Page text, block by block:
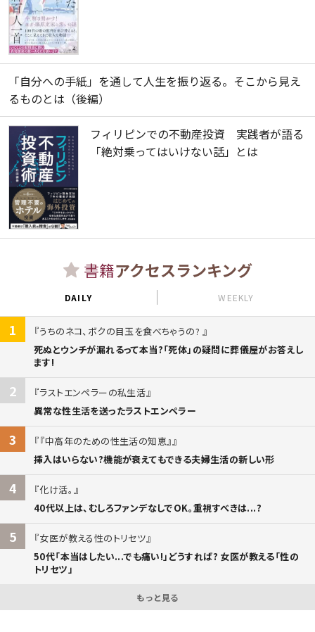
「自分への手紙」を通して人生を振り返る。そこから見え
るものとは（後編）
フィリピンでの不動産投資 実践者が語る
「絶対乗ってはいけない話」とは
書籍アクセスランキング
DAILY WEEKLY
1
うちのネコ、ボクの目玉を食べちゃうの?
死ぬとウンチが漏れるって本当?「死体」の疑問に葬儀屋がお答えし
ます!
2
ラストエンペラーの私生活
異常な性生活を送ったラストエンペラー
3
『中高年のための性生活の知恵』
挿入はいらない?機能が衰えてもできる夫婦生活の新しい形
4
化け活。
40代以上は、むしろファンデなしでOK。重視すべきは...?
5
女医が教える性のトリセツ
50代「本当はしたい...でも痛い!」どうすれば? 女医が教える「性の
トリセツ」
もっと見る